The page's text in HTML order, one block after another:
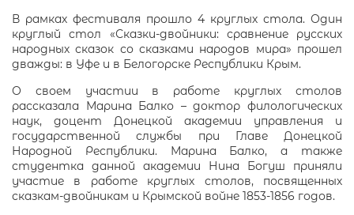
В рамках фестиваля прошло 4 круглых стола. Один
круглый стол «Сказки-двойники: сравнение русских
народных сказок со сказками народов мира» прошел
дважды: в Уфе и в Белогорске Республики Крым.
О своем участии в работе круглых столов
рассказала Марина Балко – доктор филологических
наук, доцент Донецкой академии управления и
государственной службы при Главе Донецкой
Народной Республики. Марина Балко, а также
студентка данной академии Нина Богуш приняли
участие в работе круглых столов, посвященных
сказкам-двойникам и Крымской войне 1853-1856 годов.